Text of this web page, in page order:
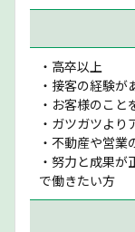
・高卒以上
・接客の経験が
・お客様のこ
・ガツガツよ
・不動産や営
・努力と成果
で働きたい方